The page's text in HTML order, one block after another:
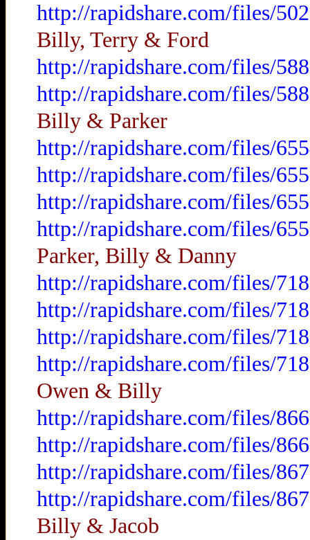
http://rapidshare.com/files/
Billy, Terry & Ford
http://rapidshare.com/files/
http://rapidshare.com/files/
Billy & Parker
http://rapidshare.com/files/
http://rapidshare.com/files/
http://rapidshare.com/files/
http://rapidshare.com/files/
Parker, Billy & Danny
http://rapidshare.com/files/
http://rapidshare.com/files/
http://rapidshare.com/files/
http://rapidshare.com/files/
Owen & Billy
http://rapidshare.com/files/
http://rapidshare.com/files/
http://rapidshare.com/files/
http://rapidshare.com/files/
Billy & Jacob